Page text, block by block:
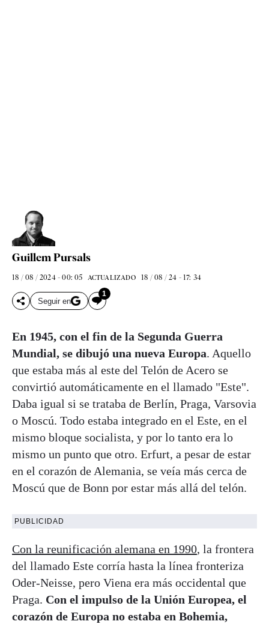
Guillem Pursals
18 / 08 / 2024 - 00: 05 ACTUALIZADO 18 / 08 / 24 - 17: 34
Seguir en
1
En 1945, con el fin de la Segunda Guerra
Mundial, se dibujó una nueva Europa. Aquello
que estaba más al este del Telón de Acero se
convirtió automáticamente en el llamado "Este".
Daba igual si se trataba de Berlín, Praga, Varsovia
o Moscú. Todo estaba integrado en el Este, en el
mismo bloque socialista, y por lo tanto era lo
mismo un punto que otro. Erfurt, a pesar de estar
en el corazón de Alemania, se veía más cerca de
Moscú que de Bonn por estar más allá del telón.
PUBLICIDAD
Con la reunificación alemana en 1990, la frontera
del llamado Este corría hasta la línea fronteriza
Oder-Neisse, pero Viena era más occidental que
Praga. Con el impulso de la Unión Europea, el
corazón de Europa no estaba en Bohemia,